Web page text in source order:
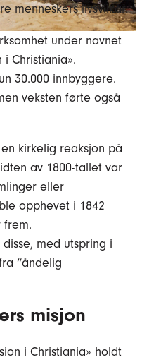
menneskers livsvilkår.
under navnet
i Christiania».
30.000 innbyggere.
veksten førte også
kirkelig reaksjon på
av 1800-tallet var
eller
opphevet i 1842
frem.
med utspring i
“åndelig
misjon
i Christiania» holdt